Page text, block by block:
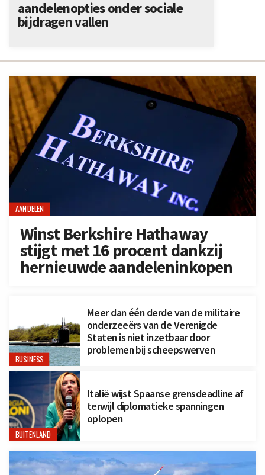
AANDELEN
Winst Berkshire Hathaway
stijgt met 16 procent dankzij
hernieuwde aandeleninkopen
BUSINESS
Meer dan één derde van de militaire
onderzeeërs van de Verenigde
Staten is niet inzetbaar door
problemen bij scheepswerven
BUITENLAND
Italië wijst Spaanse grensdeadline af
terwijl diplomatieke spanningen
oplopen
aandelenopties onder sociale
bijdragen vallen